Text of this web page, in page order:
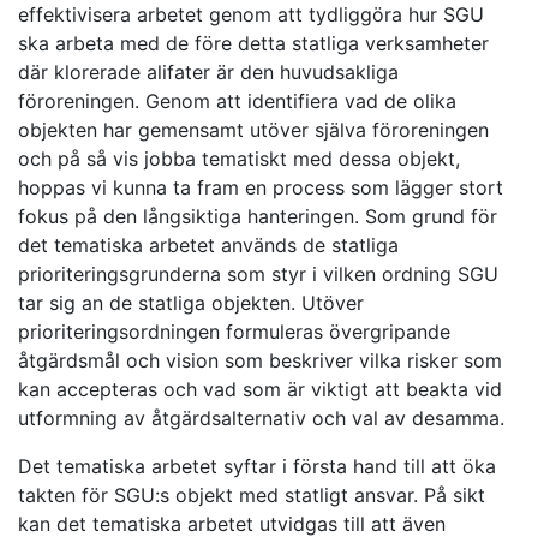
effektivisera arbetet genom att tydliggöra hur SGU
ska arbeta med de före detta statliga verksamheter
där klorerade alifater är den huvudsakliga
föroreningen. Genom att identifiera vad de olika
objekten har gemensamt utöver själva föroreningen
och på så vis jobba tematiskt med dessa objekt,
hoppas vi kunna ta fram en process som lägger stort
fokus på den långsiktiga hanteringen. Som grund för
det tematiska arbetet används de statliga
prioriteringsgrunderna som styr i vilken ordning SGU
tar sig an de statliga objekten. Utöver
prioriteringsordningen formuleras övergripande
åtgärdsmål och vision som beskriver vilka risker som
kan accepteras och vad som är viktigt att beakta vid
utformning av åtgärdsalternativ och val av desamma.
Det tematiska arbetet syftar i första hand till att öka
takten för SGU:s objekt med statligt ansvar. På sikt
kan det tematiska arbetet utvidgas till att även